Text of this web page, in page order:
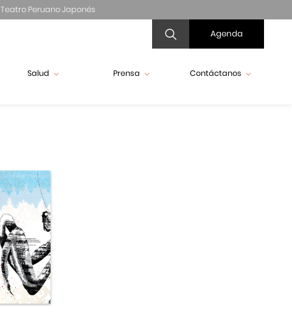
Teatro Peruano Japonés
Agenda
Salud Prensa Contáctanos